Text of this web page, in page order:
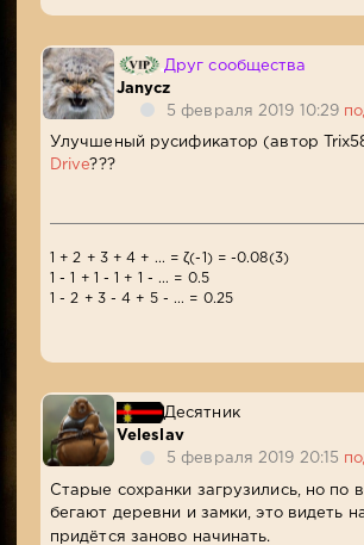
Друг сообщества
Janycz
5 февраля 2019 10:29
Улучшеный русификатор (автор
Drive???
1 + 2 + 3 + 4 + ... = ζ(-1) = -0.08(3)
1 - 1 + 1 - 1 + 1 - ... = 0.5
1 - 2 + 3 - 4 + 5 - ... = 0.25
Десятник
Veleslav
5 февраля 2019 20:15
Старые сохранки загрузились, но по
бегают деревни и замки, это видеть
придётся заново начинать.